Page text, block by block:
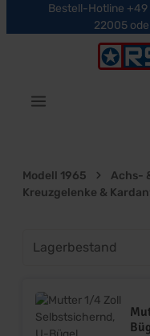
Bestell-Hotline
22005
Modell 1965
Achs-
Kreuzgelenke &